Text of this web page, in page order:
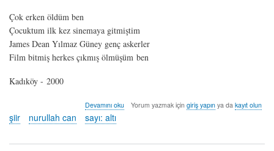
Çok erken öldüm ben
Çocuktum ilk kez sinemaya gitmiştim
James Dean Yılmaz Güney genç askerler
Film bitmiş herkes çıkmış ölmüşüm ben
Kadıköy - 2000
hüzünlü
/
-
Devamını oku Yorum yazmak için giriş yapınya da kayıt olun
şiir nurullah can sayı: altı